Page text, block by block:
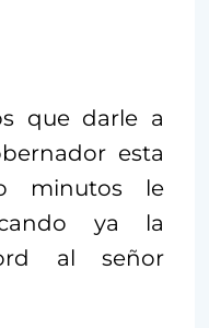
que darle a
esta
minutos le
ya la
al señor